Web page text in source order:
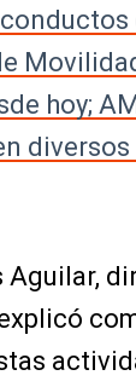
hoy;
Aguilar,